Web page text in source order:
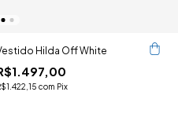
Hilda Off White
com Pix